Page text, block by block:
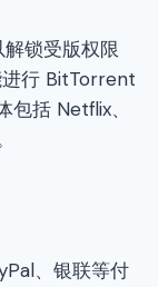
锁受版权限
行 BitTorrent
括 Netflix、
、银联等付